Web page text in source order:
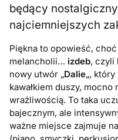
będący
najciemniejszych
Piękna to opowieść,
melancholii… izdeb, czyli
nowy utwór „Dalie„,
kawałkiem duszy,
wrażliwością. To taka
bajecznym, ale
ważne miejsce zajmuje